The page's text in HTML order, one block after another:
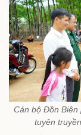
Cán bộ Đồn Biên
tuyên